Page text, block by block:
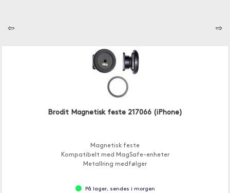
⇦ ⇨
Brodit Magnetisk feste 217066 (iPhone)
Magnetisk feste
Kompatibelt med MagSafe-enheter
Metallring medfølger
På lager, sendes i morgen